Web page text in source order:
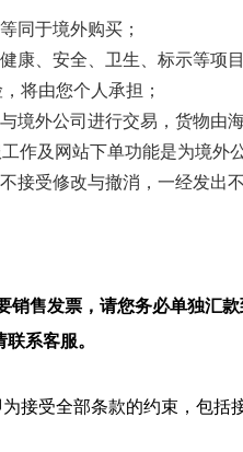
同于境外购买；
康、安全、卫生、标示等
将由您个人承担；
境外公司进行交易，货物由
作及网站下单功能是为境外
接受修改与撤消，一经发出
销售发票，请您务必单独汇
系客服。
接受全部条款的约束，包括